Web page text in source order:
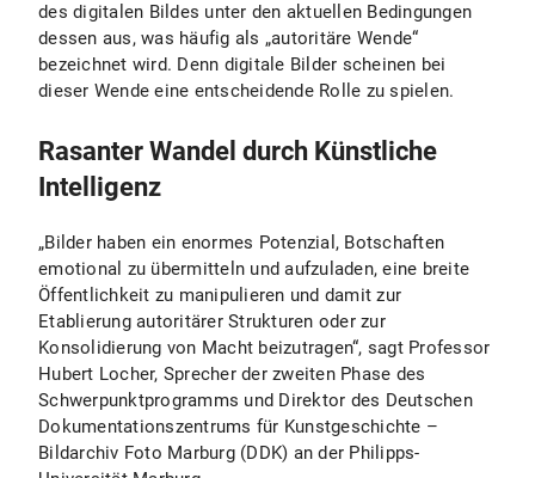
des digitalen Bildes unter den aktuellen Bedingungen
dessen aus, was häufig als „autoritäre Wende“
bezeichnet wird. Denn digitale Bilder scheinen bei
dieser Wende eine entscheidende Rolle zu spielen.
Rasanter Wandel durch Künstliche
Intelligenz
„Bilder haben ein enormes Potenzial, Botschaften
emotional zu übermitteln und aufzuladen, eine breite
Öffentlichkeit zu manipulieren und damit zur
Etablierung autoritärer Strukturen oder zur
Konsolidierung von Macht beizutragen“, sagt Professor
Hubert Locher, Sprecher der zweiten Phase des
Schwerpunktprogramms und Direktor des Deutschen
Dokumentationszentrums für Kunstgeschichte –
Bildarchiv Foto Marburg (DDK) an der Philipps-